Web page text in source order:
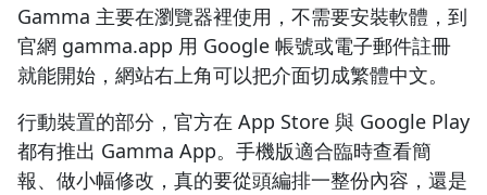
Gamma 主要在瀏覽器裡使用，不需要安裝軟體，到
官網 gamma.app 用 Google 帳號或電子郵件註冊
就能開始，網站右上角可以把介面切成繁體中文。
行動裝置的部分，官方在 App Store 與 Google Play
都有推出 Gamma App。手機版適合臨時查看簡
報、做小幅修改，真的要從頭編排一整份內容，還是